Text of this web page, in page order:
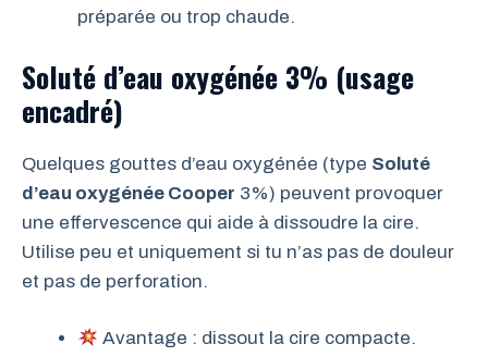
préparée ou trop chaude.
Soluté d’eau oxygénée 3% (usage
encadré)
Quelques gouttes d’eau oxygénée (type Soluté
d’eau oxygénée Cooper 3%) peuvent provoquer
une effervescence qui aide à dissoudre la cire.
Utilise peu et uniquement si tu n’as pas de douleur
et pas de perforation.
Avantage : dissout la cire compacte.